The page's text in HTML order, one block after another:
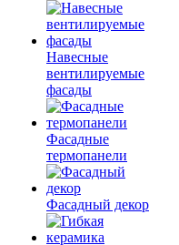
Навесные
вентилируемые
фасады
Фасадные
термопанели
Фасадный декор